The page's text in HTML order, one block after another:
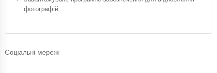
фотографій
Соціальні мережі